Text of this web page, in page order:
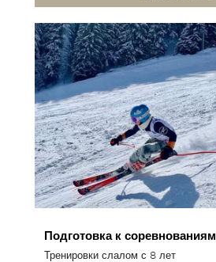
Подготовка к соревнованиям
Тренировки слалом с 8 лет